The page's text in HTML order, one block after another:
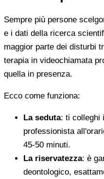
Sempre più persone
e i dati della ricerca
maggior parte dei disturbi
terapia in videochiamata
quella in presenza.
Ecco come funziona:
La seduta: ti colleghi
professionista
45-50 minuti.
La riservatezza: è
deontologico,